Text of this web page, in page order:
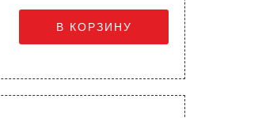
В КОРЗИНУ